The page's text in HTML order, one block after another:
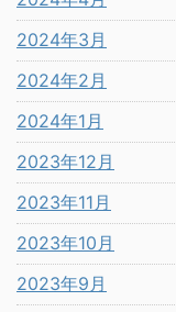
2024年3月
2024年2月
2024年1月
2023年12月
2023年11月
2023年10月
2023年9月